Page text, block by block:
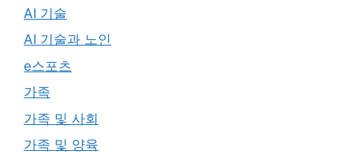
AI 기술
AI 기술과 노인
e스포츠
가족
가족 및 사회
가족 및 양육